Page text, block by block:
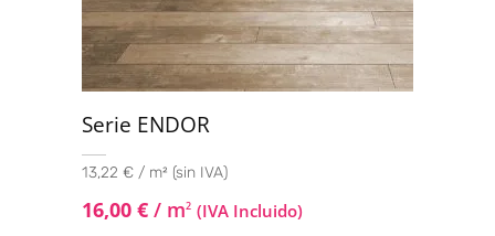
Serie ENDOR
13,22 € / m² (sin IVA)
16,00 € / m2 (IVA Incluido)